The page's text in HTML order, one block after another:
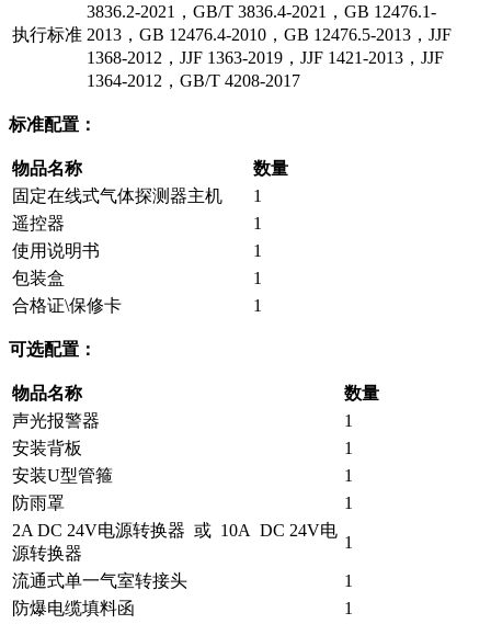
执行标准
3836.2-2021，GB/T 3836.4-2021，GB 12476.1-
2013，GB 12476.4-2010，GB 12476.5-2013，JJF
1368-2012，JJF 1363-2019，JJF 1421-2013，JJF
1364-2012，GB/T 4208-2017
标准配置：
物品名称
数量
固定在线式气体探测器主机
1
遥控器
1
使用说明书
1
包装盒
1
合格证\保修卡
1
可选配置：
物品名称
数量
声光报警器
1
安装背板
1
安装U型管箍
1
防雨罩
1
2A DC 24V电源转换器 或 10A DC 24V电
源转换器
1
流通式单一气室转接头
1
防爆电缆填料函
1